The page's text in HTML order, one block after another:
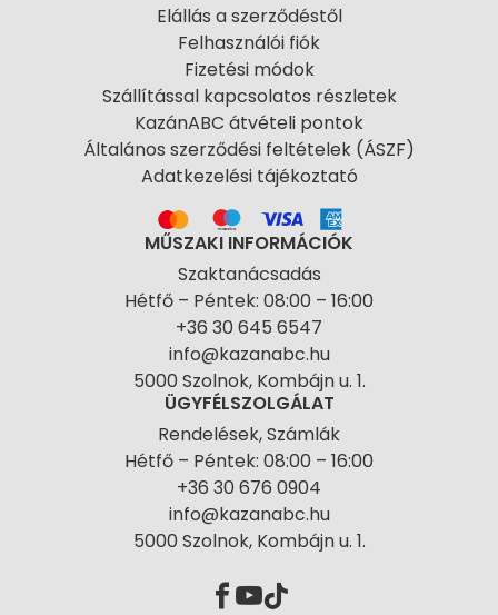
Elállás a szerződéstől
Felhasználói fiók
Fizetési módok
Szállítással kapcsolatos részletek
KazánABC átvételi pontok
Általános szerződési feltételek (ÁSZF)
Adatkezelési tájékoztató
MŰSZAKI INFORMÁCIÓK
Szaktanácsadás
Hétfő – Péntek: 08:00 – 16:00
+36 30 645 6547
info@kazanabc.hu
5000 Szolnok, Kombájn u. 1.
ÜGYFÉLSZOLGÁLAT
Rendelések, Számlák
Hétfő – Péntek: 08:00 – 16:00
+36 30 676 0904
info@kazanabc.hu
5000 Szolnok, Kombájn u. 1.